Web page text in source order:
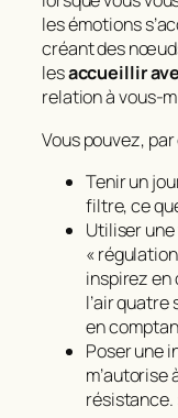
les émotions
créant des
lesaccueillir
relation à vous-
Vous pouvez,
Tenir un
filtre, ce
Utiliser
«
inspirez en
l’air
en
Poser une
m’autorise
résistance.